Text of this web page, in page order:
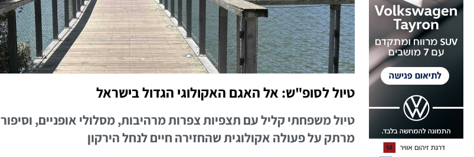
טיול לסופ"ש: אל האגם האקולוגי הגדול בישראל
טיול משפחתי קליל עם תצפיות צפרות מרהיבות, מסלולי אופניים, וסיפור
מרתק על פעולה אקולוגית שהחזירה חיים לנחל הירקון